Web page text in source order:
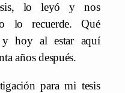
lo leyó y nos
lo recuerde. Qué
y hoy al estar aquí
años después.
para mi tesis